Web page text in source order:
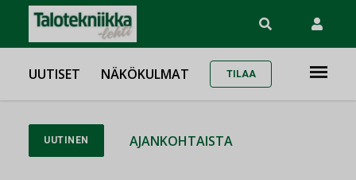
UUTISET NÄKÖKULMAT TILAA
UUTINEN AJANKOHTAISTA